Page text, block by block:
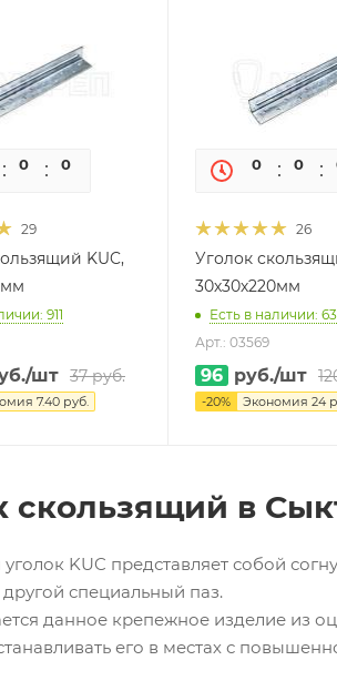
0 0
29
KUC,
911
/шт 37руб.
7.40 руб.
0 0
26
Уголок
30х30х220мм
Есть в наличии: 63
Арт.: 03569
96 руб./шт
-20% Экономия24
скользящий в
KUC представляет собой
специальный паз.
данное крепежное изделие из
его в местах с